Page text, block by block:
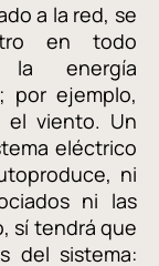
a la red, se
en todo
la energía
por ejemplo,
viento. Un
eléctrico
ni
ni las
sí tendrá que
del sistema: